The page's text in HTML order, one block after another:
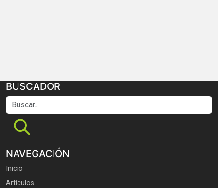
BUSCADOR
Buscar...
NAVEGACIÓN
Inicio
Artículos